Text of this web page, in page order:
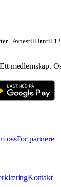
· Avbestill inntil
medlemskap.
ossFor partnere
Kontakt